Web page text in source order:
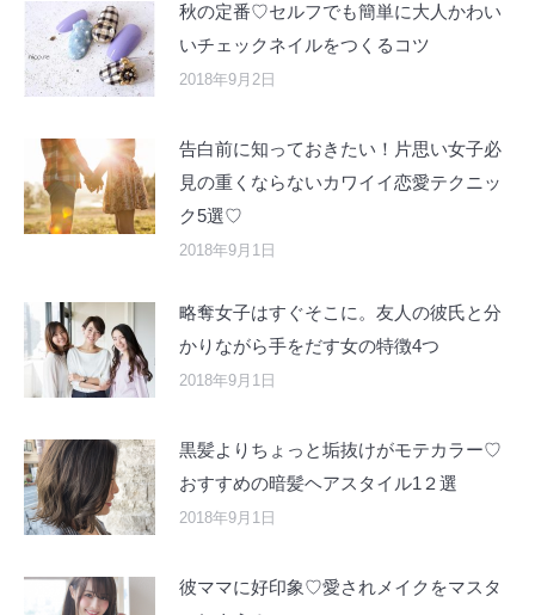
秋の定番♡セルフでも簡単に大人かわい
いチェックネイルをつくるコツ
2018年9月2日
告白前に知っておきたい！片思い女子必
見の重くならないカワイイ恋愛テクニッ
ク5選♡
2018年9月1日
略奪女子はすぐそこに。友人の彼氏と分
かりながら手をだす女の特徴4つ
2018年9月1日
黒髪よりちょっと垢抜けがモテカラー♡
おすすめの暗髪ヘアスタイル1２選
2018年9月1日
彼ママに好印象♡愛されメイクをマスタ